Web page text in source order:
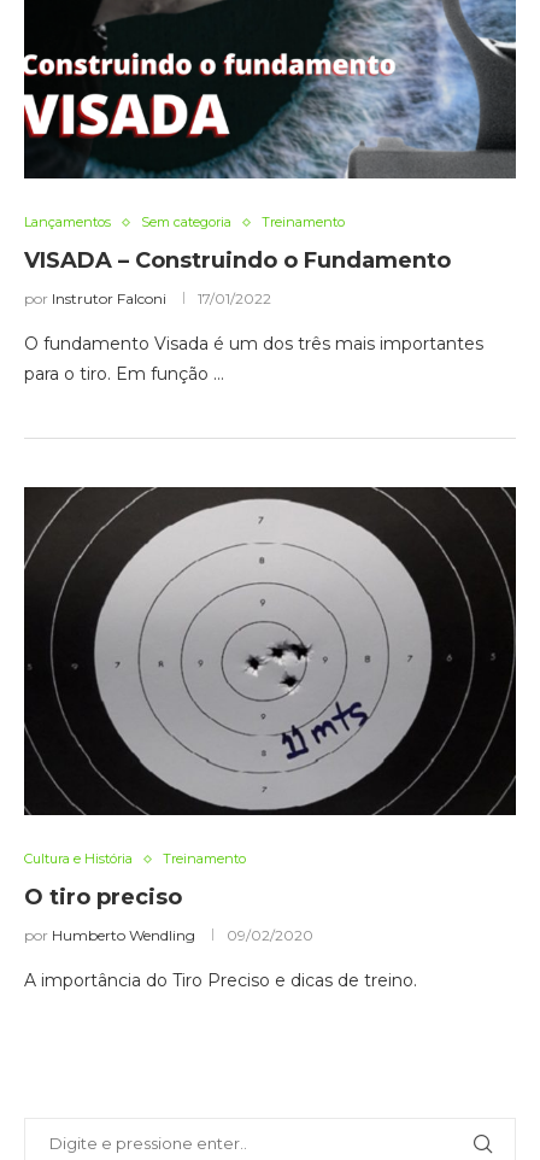
Lançamentos Sem categoria Treinamento
VISADA – Construindo o Fundamento
por Instrutor Falconi 17/01/2022
O fundamento Visada é um dos três mais importantes
para o tiro. Em função …
Cultura e História Treinamento
O tiro preciso
por Humberto Wendling 09/02/2020
A importância do Tiro Preciso e dicas de treino.